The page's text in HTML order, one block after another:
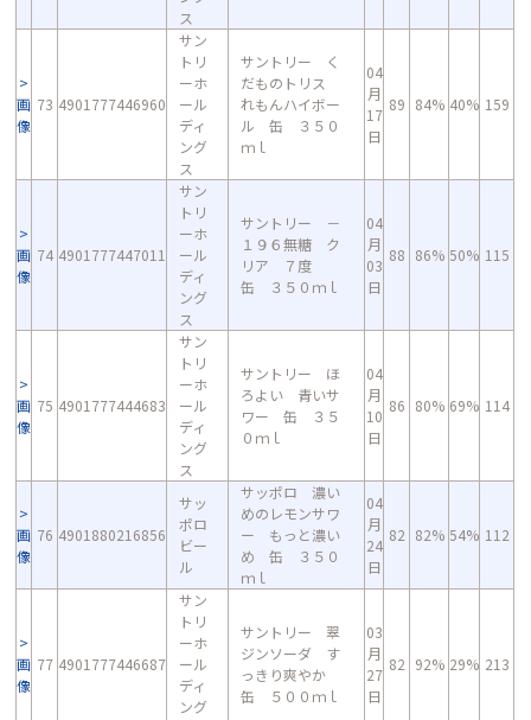
ス
画
像
73 4901777446960
サン
トリ
ーホ
ール
ディ
ング
ス
サントリー く
だものトリス
れもんハイボー
ル 缶 ３５０
ｍｌ
04
月
17
日
89 84% 40% 159
画
像
74 4901777447011
サン
トリ
ーホ
ール
ディ
ング
ス
サントリー －
１９６無糖 ク
リア ７度
缶 ３５０ｍｌ
04
月
03
日
88 86% 50% 115
画
像
75 4901777444683
サン
トリ
ーホ
ール
ディ
ング
ス
サントリー ほ
ろよい 青いサ
ワー 缶 ３５
０ｍｌ
04
月
10
日
86 80% 69% 114
画
像
76 4901880216856
サッ
ポロ
ビー
ル
サッポロ 濃い
めのレモンサワ
ー もっと濃い
め 缶 ３５０
ｍｌ
04
月
24
日
82 82% 54% 112
画
像
77 4901777446687
サン
トリ
ーホ
ール
ディ
ング
サントリー 翠
ジンソーダ す
っきり爽やか
缶 ５００ｍｌ
03
月
27
日
82 92% 29% 213